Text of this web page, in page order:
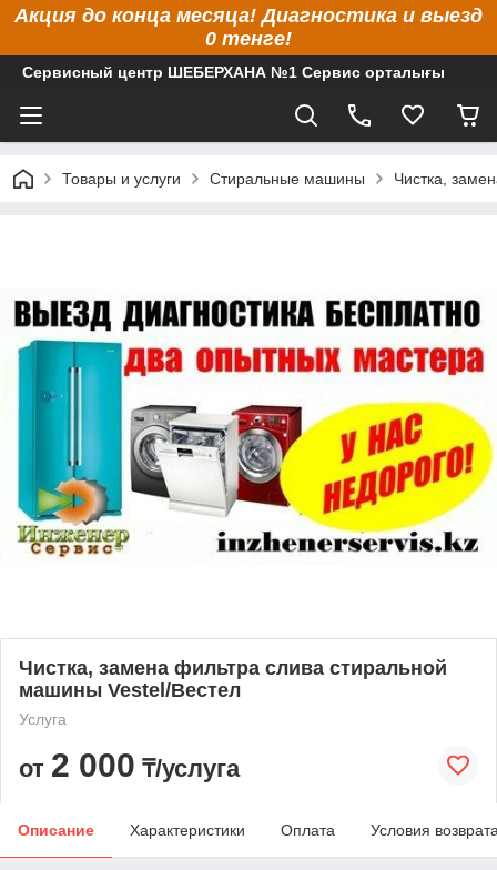
Акция до конца месяца! Диагностика и выезд
0 тенге!
Сервисный центр ШЕБЕРХАНА №1 Сервис орталығы
Товары и услуги Стиральные машины Чистка,
Чистка, замена фильтра слива стиральной
машины Vestel/Вестел
Услуга
от 2 000 ₸/услуга
Описание Характеристики Оплата Условия